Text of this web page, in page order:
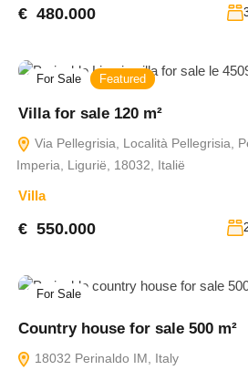
€ 480.000
For Sale Featured
Villa for sale 120 m²
Via Pellegrisia, Località Pellegrisia,
Imperia, Ligurië, 18032, Italië
Villa
€ 550.000
For Sale
Country house for sale 500 m²
18032 Perinaldo IM, Italy